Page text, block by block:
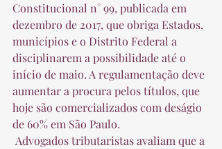
Constitucional n° 99, publicada em
dezembro de 2017, que obriga Estados,
municípios e o Distrito Federal a
disciplinarem a possibilidade até o
início de maio. A regulamentação deve
aumentar a procura pelos títulos, que
hoje são comercializados com deságio
de 60% em São Paulo.